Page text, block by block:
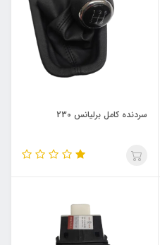
سردنده کامل برلیانس 230